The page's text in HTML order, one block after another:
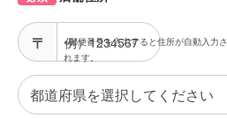
※郵便番号を入力すると住所が自動入力さ
れます。